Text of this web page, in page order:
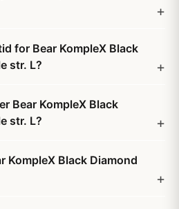
for Bear KompleX Black
str. L?
Bear KompleX Black
str. L?
KompleX Black Diamond